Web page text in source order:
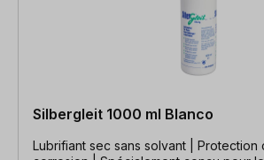
Silbergleit 1000 ml Blanco
Lubrifiant sec sans solvant | Protection